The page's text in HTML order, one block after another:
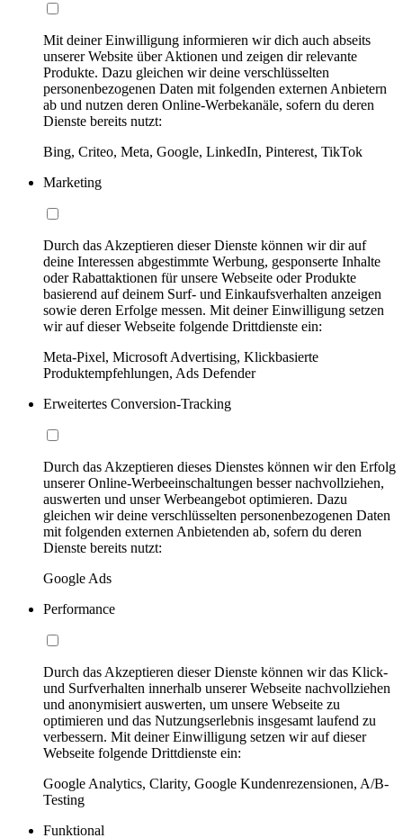
Mit deiner Einwilligung informieren wir dich auch abseits
unserer Website über Aktionen und zeigen dir relevante
Produkte. Dazu gleichen wir deine verschlüsselten
personenbezogenen Daten mit folgenden externen Anbietern
ab und nutzen deren Online-Werbekanäle, sofern du deren
Dienste bereits nutzt:
Bing, Criteo, Meta, Google, LinkedIn, Pinterest, TikTok
Marketing
Durch das Akzeptieren dieser Dienste können wir dir auf
deine Interessen abgestimmte Werbung, gesponserte Inhalte
oder Rabattaktionen für unsere Webseite oder Produkte
basierend auf deinem Surf- und Einkaufsverhalten anzeigen
sowie deren Erfolge messen. Mit deiner Einwilligung setzen
wir auf dieser Webseite folgende Drittdienste ein:
Meta-Pixel, Microsoft Advertising, Klickbasierte
Produktempfehlungen, Ads Defender
Erweitertes Conversion-Tracking
Durch das Akzeptieren dieses Dienstes können wir den Erfolg
unserer Online-Werbeeinschaltungen besser nachvollziehen,
auswerten und unser Werbeangebot optimieren. Dazu
gleichen wir deine verschlüsselten personenbezogenen Daten
mit folgenden externen Anbietenden ab, sofern du deren
Dienste bereits nutzt:
Google Ads
Performance
Durch das Akzeptieren dieser Dienste können wir das Klick-
und Surfverhalten innerhalb unserer Webseite nachvollziehen
und anonymisiert auswerten, um unsere Webseite zu
optimieren und das Nutzungserlebnis insgesamt laufend zu
verbessern. Mit deiner Einwilligung setzen wir auf dieser
Webseite folgende Drittdienste ein:
Google Analytics, Clarity, Google Kundenrezensionen, A/B-
Testing
Funktional